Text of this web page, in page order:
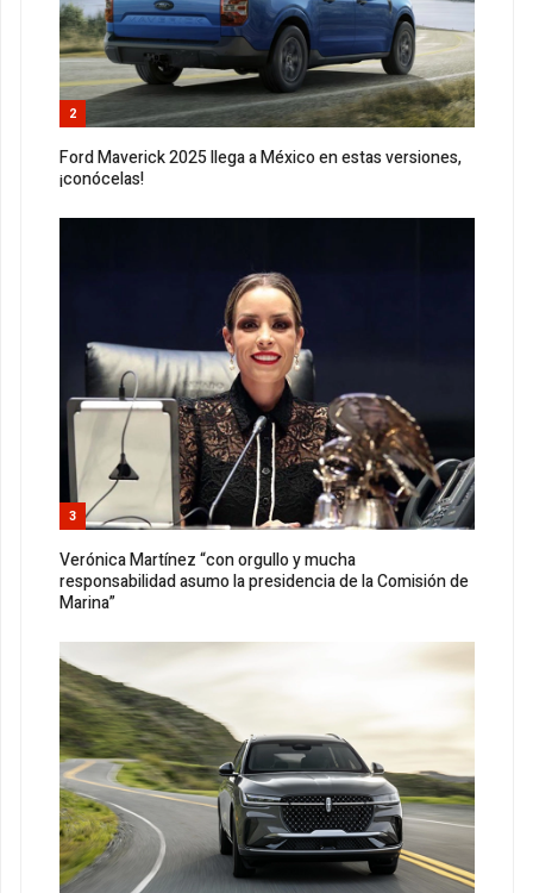
2
Ford Maverick 2025 llega a México en estas versiones,
¡conócelas!
3
Verónica Martínez “con orgullo y mucha
responsabilidad asumo la presidencia de la Comisión de
Marina”